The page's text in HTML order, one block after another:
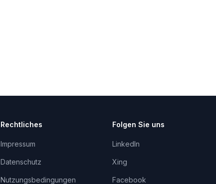
Rechtliches
Impressum
Datenschutz
Nutzungsbedingungen
Folgen Sie uns
LinkedIn
Xing
Facebook